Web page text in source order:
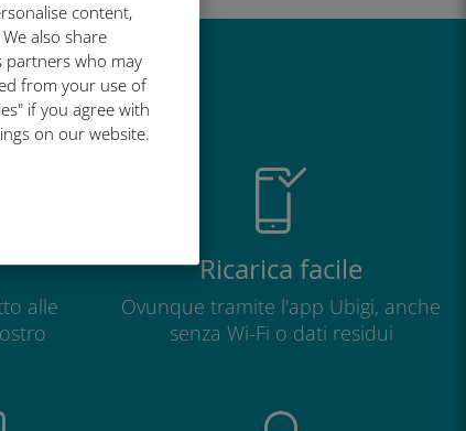
content,
also share
partners who may
from your use of
if you agree with
on our website.
grande
alle
Ricarica facile
Ovunque tramite l'app Ubigi, anche
senza Wi-Fi o dati residui